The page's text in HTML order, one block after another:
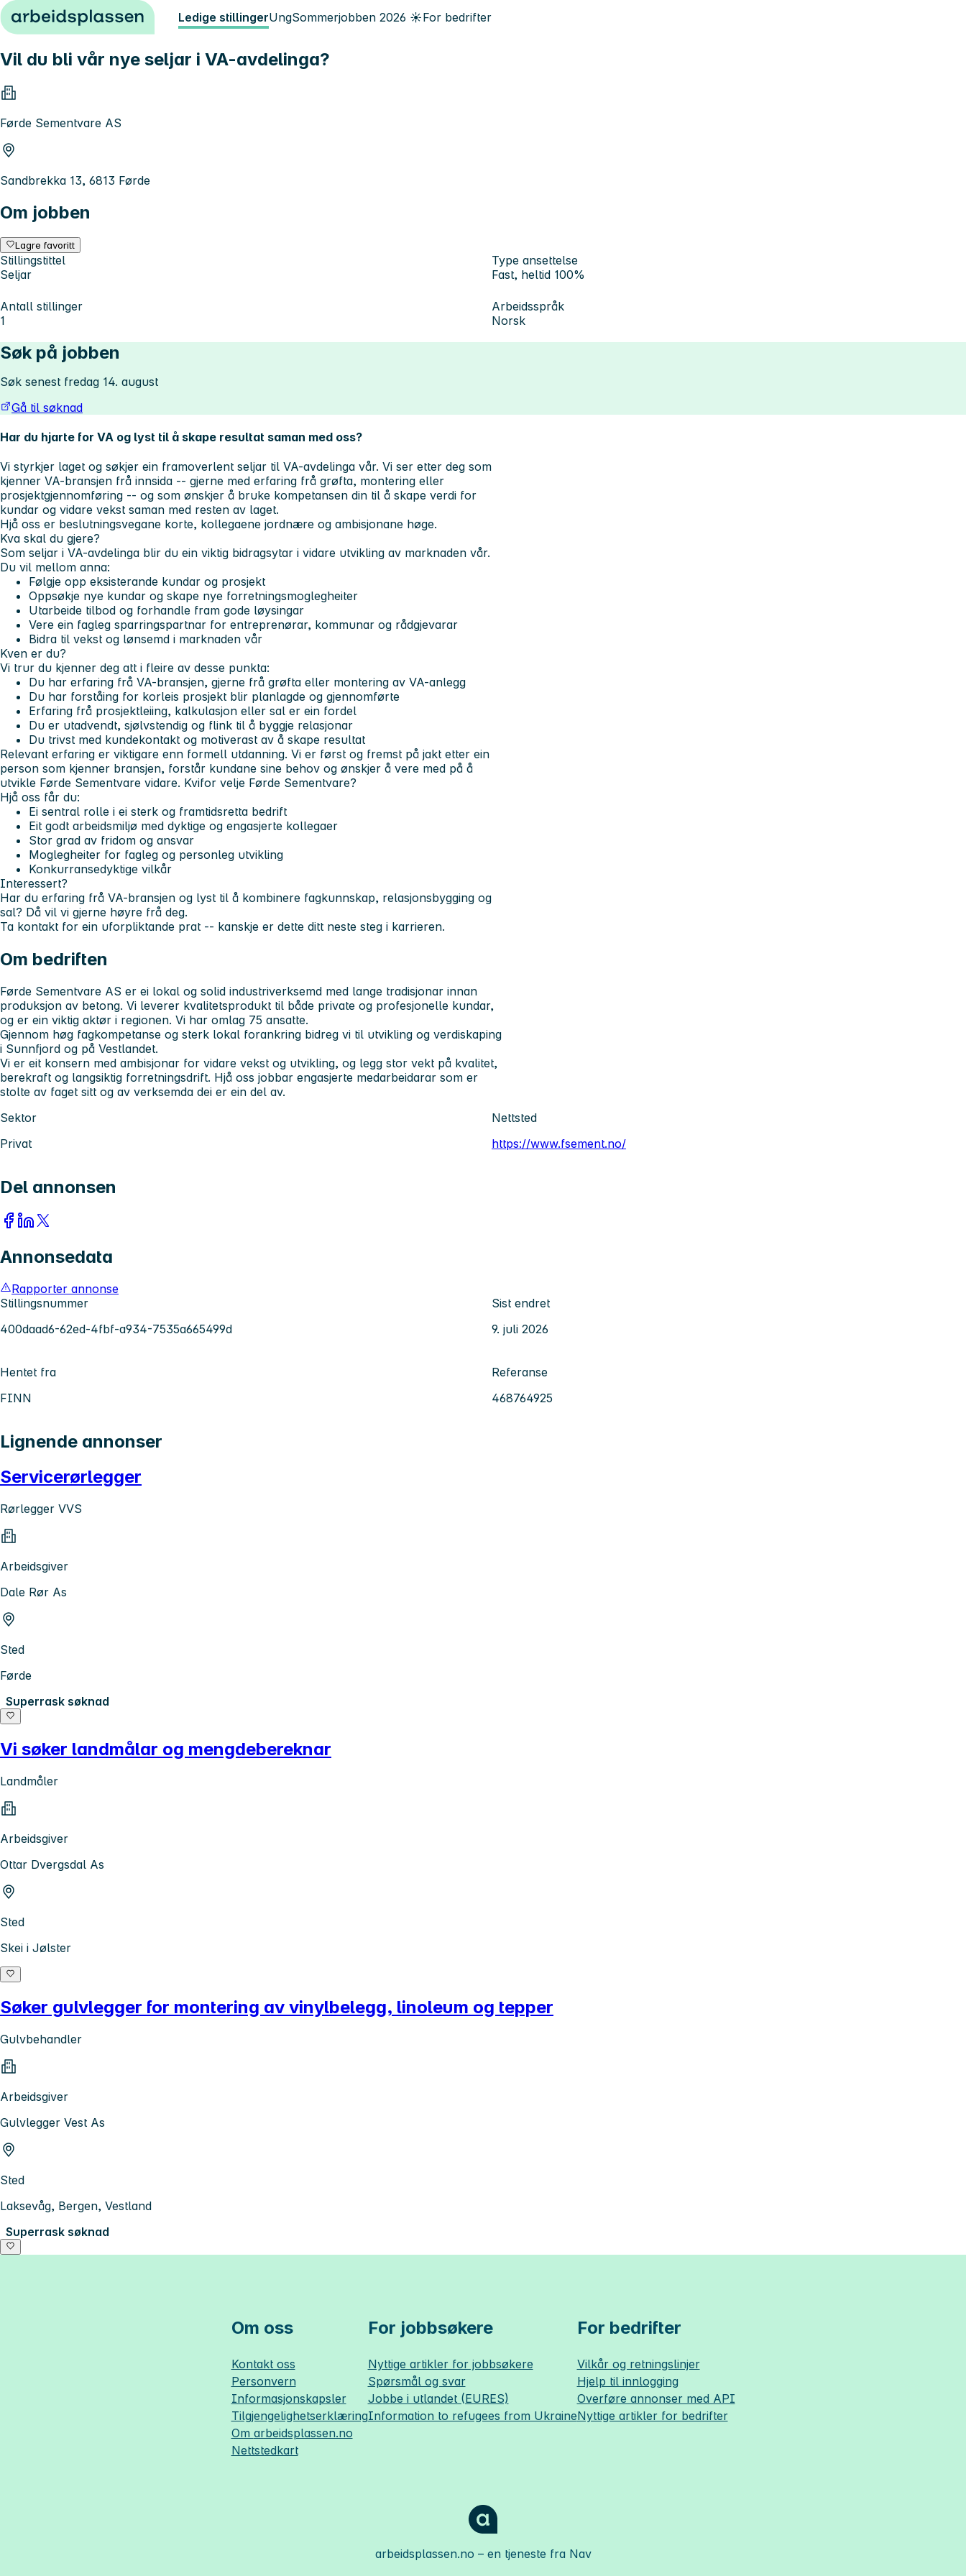
Hopp til innhold Ledige stillingerUngSommerjobben 2026 ☀️For bedrifter
Vil du bli vår nye seljar i VA-avdelinga?
Førde Sementvare AS
Sandbrekka 13, 6813 Førde
Om jobben
Lagre favoritt
Stillingstittel
Seljar
Type ansettelse
Fast, heltid 100%
Antall stillinger
1
Arbeidsspråk
Norsk
Søk på jobben
Søk senest fredag 14. august
Gå til søknad
Har du hjarte for VA og lyst til å skape resultat saman med oss?
Vi styrkjer laget og søkjer ein framoverlent seljar til VA-avdelinga vår. Vi ser etter deg som
kjenner VA-bransjen frå innsida -- gjerne med erfaring frå grøfta, montering eller
prosjektgjennomføring -- og som ønskjer å bruke kompetansen din til å skape verdi for
kundar og vidare vekst saman med resten av laget.
Hjå oss er beslutningsvegane korte, kollegaene jordnære og ambisjonane høge.
Kva skal du gjere?
Som seljar i VA-avdelinga blir du ein viktig bidragsytar i vidare utvikling av marknaden vår.
Du vil mellom anna:
Følgje opp eksisterande kundar og prosjekt
Oppsøkje nye kundar og skape nye forretningsmoglegheiter
Utarbeide tilbod og forhandle fram gode løysingar
Vere ein fagleg sparringspartnar for entreprenørar, kommunar og rådgjevarar
Bidra til vekst og lønsemd i marknaden vår
Kven er du?
Vi trur du kjenner deg att i fleire av desse punkta:
Du har erfaring frå VA-bransjen, gjerne frå grøfta eller montering av VA-anlegg
Du har forståing for korleis prosjekt blir planlagde og gjennomførte
Erfaring frå prosjektleiing, kalkulasjon eller sal er ein fordel
Du er utadvendt, sjølvstendig og flink til å byggje relasjonar
Du trivst med kundekontakt og motiverast av å skape resultat
Relevant erfaring er viktigare enn formell utdanning. Vi er først og fremst på jakt etter ein
person som kjenner bransjen, forstår kundane sine behov og ønskjer å vere med på å
utvikle Førde Sementvare vidare. Kvifor velje Førde Sementvare?
Hjå oss får du:
Ei sentral rolle i ei sterk og framtidsretta bedrift
Eit godt arbeidsmiljø med dyktige og engasjerte kollegaer
Stor grad av fridom og ansvar
Moglegheiter for fagleg og personleg utvikling
Konkurransedyktige vilkår
Interessert?
Har du erfaring frå VA-bransjen og lyst til å kombinere fagkunnskap, relasjonsbygging og
sal? Då vil vi gjerne høyre frå deg.
Ta kontakt for ein uforpliktande prat -- kanskje er dette ditt neste steg i karrieren.
Om bedriften
Førde Sementvare AS er ei lokal og solid industriverksemd med lange tradisjonar innan
produksjon av betong. Vi leverer kvalitetsprodukt til både private og profesjonelle kundar,
og er ein viktig aktør i regionen. Vi har omlag 75 ansatte.
Gjennom høg fagkompetanse og sterk lokal forankring bidreg vi til utvikling og verdiskaping
i Sunnfjord og på Vestlandet.
Vi er eit konsern med ambisjonar for vidare vekst og utvikling, og legg stor vekt på kvalitet,
berekraft og langsiktig forretningsdrift. Hjå oss jobbar engasjerte medarbeidarar som er
stolte av faget sitt og av verksemda dei er ein del av.
Sektor
Privat
Nettsted
https://www.fsement.no/
Del annonsen
Annonsedata
Rapporter annonse
Stillingsnummer
400daad6-62ed-4fbf-a934-7535a665499d
Sist endret
9. juli 2026
Hentet fra
FINN
Referanse
468764925
Lignende annonser
Servicerørlegger
Rørlegger VVS
Arbeidsgiver
Dale Rør As
Sted
Førde
Superrask søknad
Vi søker landmålar og mengdebereknar
Landmåler
Arbeidsgiver
Ottar Dvergsdal As
Sted
Skei i Jølster
Søker gulvlegger for montering av vinylbelegg, linoleum og tepper
Gulvbehandler
Arbeidsgiver
Gulvlegger Vest As
Sted
Laksevåg, Bergen, Vestland
Superrask søknad
Om oss
Kontakt oss
Personvern
Informasjonskapsler
Tilgjengelighetserklæring
Om arbeidsplassen.no
Nettstedkart
For jobbsøkere
Nyttige artikler for jobbsøkere
Spørsmål og svar
Jobbe i utlandet (EURES)
Information to refugees from Ukraine
For bedrifter
Vilkår og retningslinjer
Hjelp til innlogging
Overføre annonser med API
Nyttige artikler for bedrifter
arbeidsplassen.no – en tjeneste fra Nav